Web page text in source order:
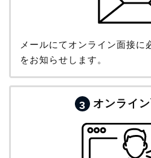
メールにてオンライン面接に
をお知らせします。
3 オンライ